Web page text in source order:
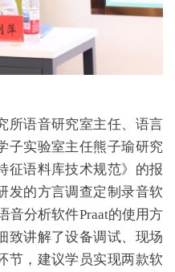
语音研究室主任、语言
子实验室主任熊子瑜研究
征语料库技术规范》的报
发的方言调查定制录音软
音分析软件Praat的使用方
致讲解了设备调试、现场
节，建议学员实现两款软